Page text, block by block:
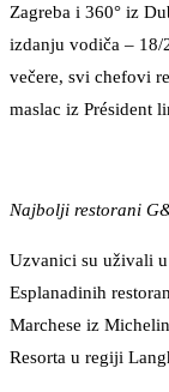
Zagreba i 360° iz
izdanju vodiča –
večere, svi chefovi
maslac iz Président
Najbolji restorani
Uzvanici su uživali
Esplanadinih
Marchese iz
Resorta u regiji